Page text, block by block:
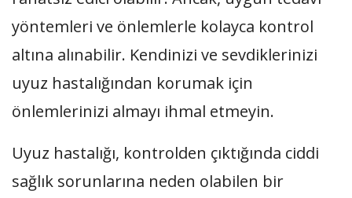
yöntemleri ve önlemlerle kolayca kontrol
altına alınabilir. Kendinizi ve sevdiklerinizi
uyuz hastalığından korumak için
önlemlerinizi almayı ihmal etmeyin.
Uyuz hastalığı, kontrolden çıktığında ciddi
sağlık sorunlarına neden olabilen bir